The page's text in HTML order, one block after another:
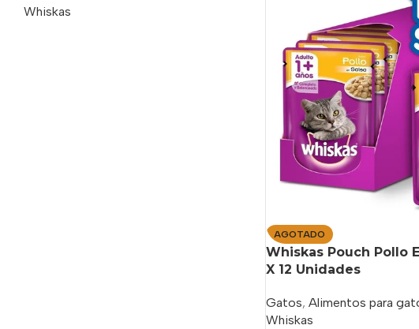
Whiskas
AGOTADO
Whiskas Pouch Pollo
X 12 Unidades
Gatos, Alimentos para
Whiskas